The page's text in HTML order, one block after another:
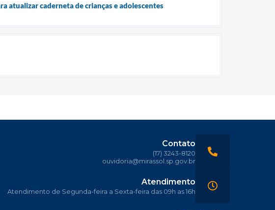
atualizar caderneta de crianças e adolescentes
Contato
(17) 3243-8120
ouvidoria@mirassol.sp.gov.br
Atendimento
Atendimento de Segunda-feira a Sexta-feira das 09h as 16h